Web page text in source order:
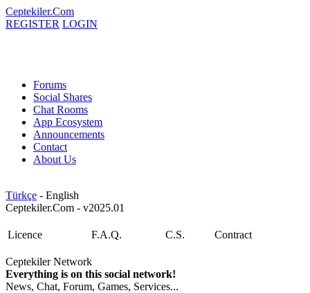
Ceptekiler.Com
REGISTER LOGIN
Forums
Social Shares
Chat Rooms
App Ecosystem
Announcements
Contact
About Us
Türkçe - English
Ceptekiler.Com - v2025.01
Licence F.A.Q. C.S. Contract
Ceptekiler Network
Everything is on this social network!
News, Chat, Forum, Games, Services...